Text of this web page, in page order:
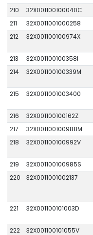
210 32X001100100040C
211
32X0011001000258
212
32X001100100974X
213 32X001100100358I
214
32X001100100339M
215 32X0011001003400
216 32X001100100162Z
217
32X001100100988M
218
32X001100100992V
219 32X001100100985S
220
32X0011001002137
221 32X001100101003D
222 32X001100101055V